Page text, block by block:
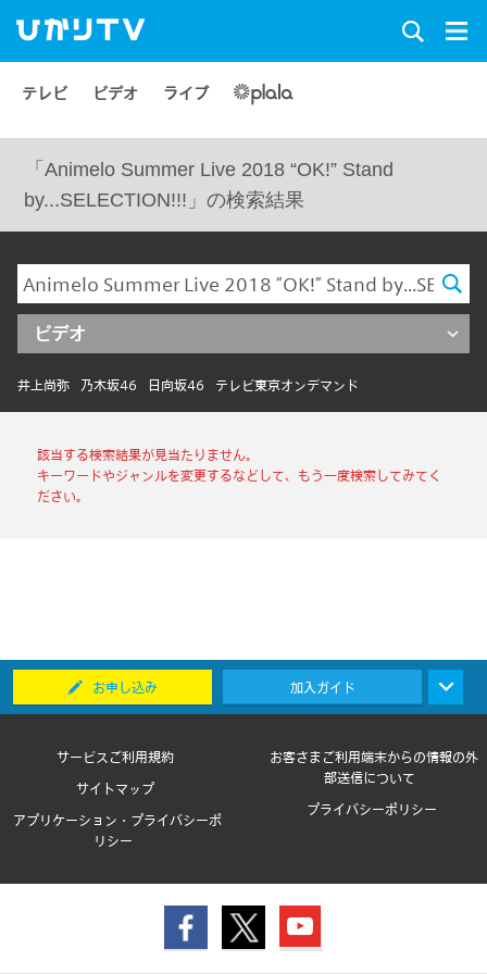
テレビ ビデオ ライブ
「Animelo Summer Live 2018 “OK!” Stand
by...SELECTION!!!」の検索結果
ビデオ
井上尚弥 乃木坂46 日向坂46 テレビ東京オンデマンド
該当する検索結果が見当たりません。
キーワードやジャンルを変更するなどして、もう一度検索してみてく
ださい。
お申し込み 加入ガイド
サービスご利用規約
お客さまご利用端末からの情報の外
部送信について
サイトマップ
プライバシーポリシー
アプリケーション・プライバシーポ
リシー